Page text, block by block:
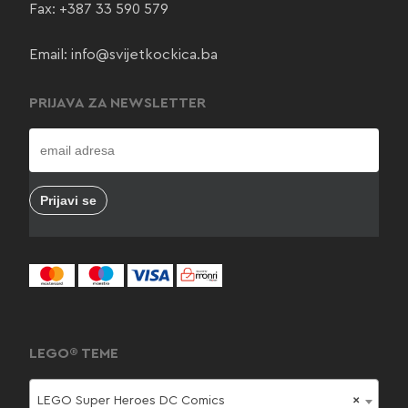
Fax: +387 33 590 579
Email: info@svijetkockica.ba
PRIJAVA ZA NEWSLETTER
LEGO® TEME
×
LEGO Super Heroes DC Comics